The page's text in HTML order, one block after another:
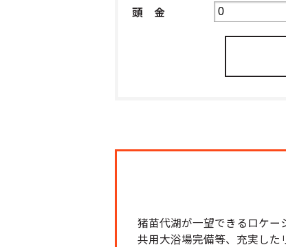
頭 金
猪苗代湖が一望できるロケー
共用大浴場完備等、充実し